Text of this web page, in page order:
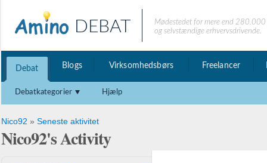
DEBAT
Mødestedet for mere end
og selvstændige erhvervsdrivende.
Debat Blogs Virksomhedsbørs Freelancer
Debatkategorier Hjælp
Nico92 » Seneste aktivitet
Nico92's Activity